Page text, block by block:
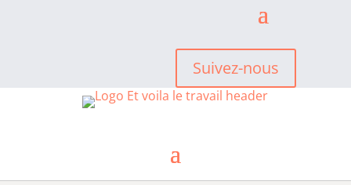
Suivez-nous